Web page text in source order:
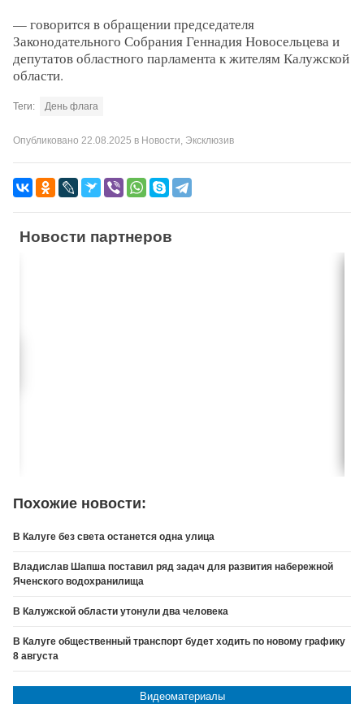
— говорится в обращении председателя
Законодательного Собрания Геннадия Новосельцева и
депутатов областного парламента к жителям Калужской
области.
Теги: День флага
Опубликовано 22.08.2025 в Новости, Эксклюзив
Новости партнеров
Похожие новости:
В Калуге без света останется одна улица
Владислав Шапша поставил ряд задач для развития набережной
Яченского водохранилища
В Калужской области утонули два человека
В Калуге общественный транспорт будет ходить по новому графику
8 августа
Видеоматериалы